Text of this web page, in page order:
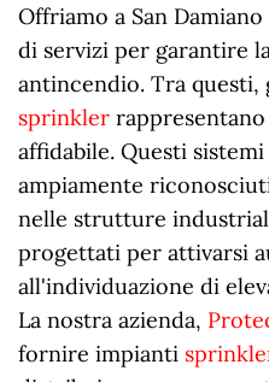
Offriamo a San
di servizi per garantire
antincendio. Tra
sprinkler
affidabile. Questi
ampiamente
nelle strutture
progettati per attivarsi
all'individuazione di
La nostra azienda,
fornire impianti